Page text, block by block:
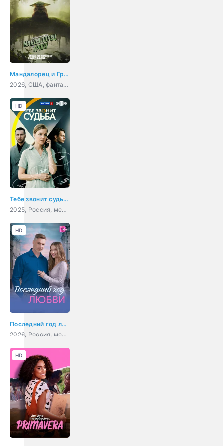
Мандалорец и Грогу
2026, США, фантастика, фэнтези, боевик, приключения, семейный
Тебе звонит судьба
2025, Россия, мелодрама
HD
Последний год любви
2026, Россия, мелодрама
HD
HD